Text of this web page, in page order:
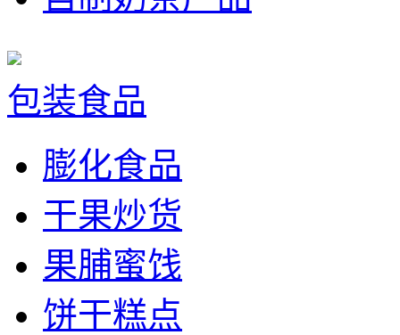
包装食品
膨化食品
干果炒货
果脯蜜饯
饼干糕点